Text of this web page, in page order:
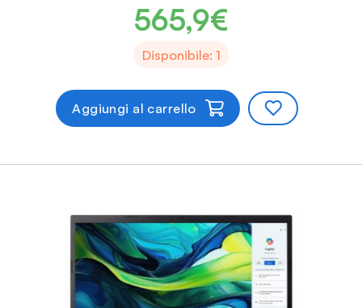
565,9€
Disponibile: 1
Aggiungi al carrello